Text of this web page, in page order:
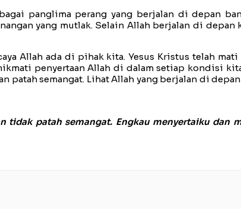
panglima perang yang berjalan di depan
yang mutlak. Selain Allah berjalan di
Allah ada di pihak kita. Yesus Kristus telah
penyertaan Allah di dalam setiap kondisi
patah semangat. Lihat Allah yang berjalan di
patah semangat. Engkau menyertaiku dan